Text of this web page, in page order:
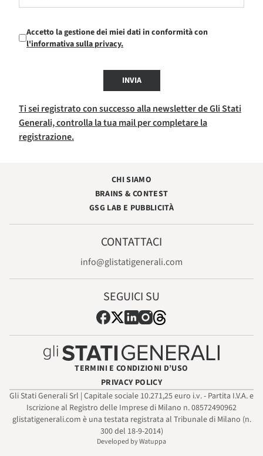
Accetto la gestione dei miei dati in conformità con
l'informativa sulla privacy.
INVIA
Ti sei registrato con successo alla newsletter de Gli Stati
Generali, controlla la tua mail per completare la
registrazione.
CHI SIAMO
BRAINS & CONTEST
GSG LAB E PUBBLICITÀ
CONTATTACI
info@glistatigenerali.com
SEGUICI SU
TERMINI E CONDIZIONI D’USO
PRIVACY POLICY
Gli Stati Generali Srl | Capitale sociale 10.271,25 euro i.v. - Partita I.V.A. e
Iscrizione al Registro delle Imprese di Milano n. 08572490962
glistatigenerali.com è una testata registrata al Tribunale di Milano (n.
300 del 18-9-2014)
Developed by Watuppa